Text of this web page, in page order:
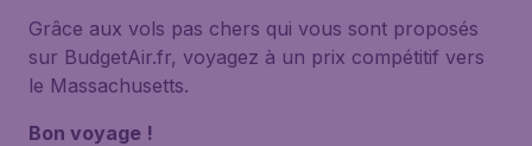
Grâce aux vols pas chers qui vous sont proposés
sur BudgetAir.fr, voyagez à un prix compétitif vers
le Massachusetts.
Bon voyage !